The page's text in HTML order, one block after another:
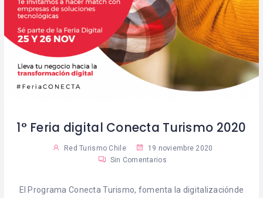
1° Feria digital Conecta Turismo 2020
Red Turismo Chile
19 noviembre 2020
Sin Comentarios
El Programa Conecta Turismo, fomenta la digitalizaciónde